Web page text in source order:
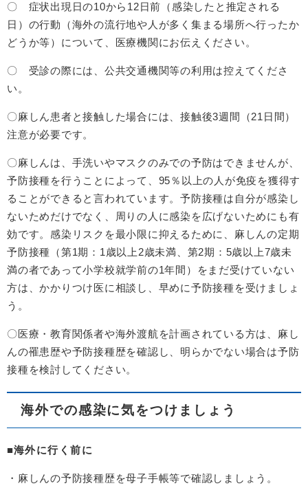
〇 症状出現日の10から12日前（感染したと推定される
日）の行動（海外の流行地や人が多く集まる場所へ行ったか
どうか等）について、医療機関にお伝えください。
〇 受診の際には、公共交通機関等の利用は控えてくださ
い。​
〇麻しん患者と接触した場合には、接触後3週間（21日間）
注意が必要です。
〇麻しんは、手洗いやマスクのみでの予防はできませんが、
予防接種を行うことによって、95％以上の人が免疫を獲得す
ることができると言われています。予防接種は自分が感染し
ないためだけでなく、周りの人に感染を広げないためにも有
効です。感染リスクを最小限に抑えるために、麻しんの定期
予防接種（第1期：1歳以上2歳未満、第2期：5歳以上7歳未
満の者であって小学校就学前の1年間）をまだ受けていない
方は、かかりつけ医に相談し、早めに予防接種を受けましょ
う。
〇医療・教育関係者や海外渡航を計画されている方は、麻し
んの罹患歴や予防接種歴を確認し、明らかでない場合は予防
接種を検討してください。
海外での感染に気をつけましょう
■海外に行く前に
・麻しんの予防接種歴を母子手帳等で確認しましょう。